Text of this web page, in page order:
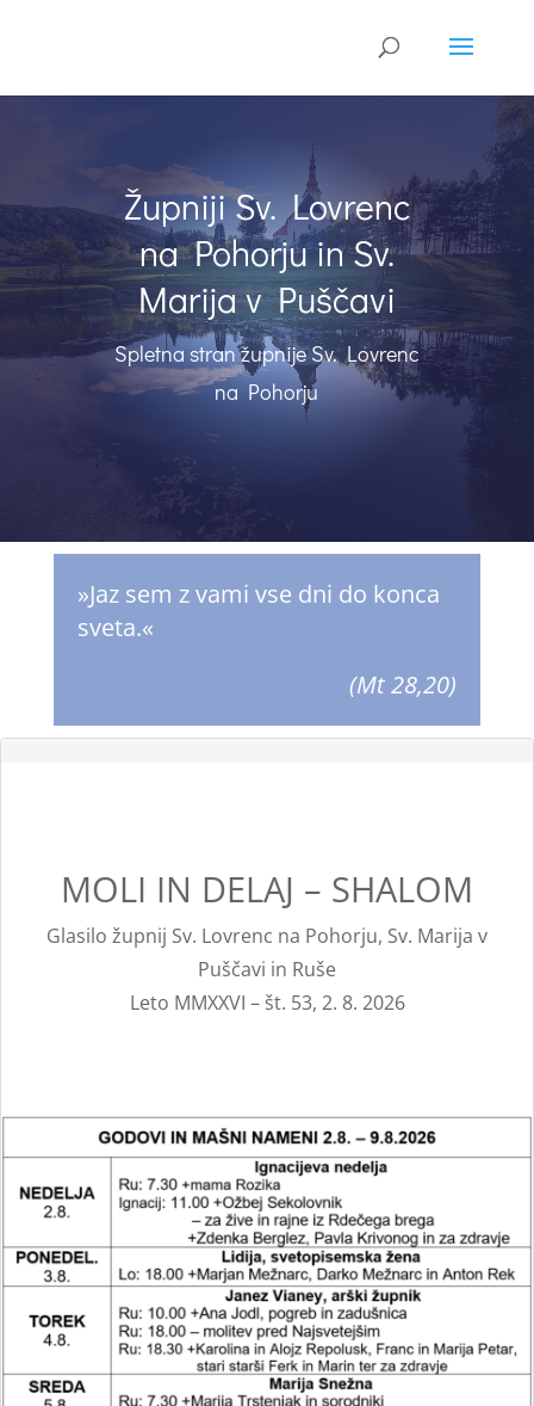
Župniji Sv. Lovrenc
na Pohorju in Sv.
Marija v Puščavi
Spletna stran župnije Sv. Lovrenc
na Pohorju
»Jaz sem z vami vse dni do konca
sveta.«
(Mt 28,20)
MOLI IN DELAJ – SHALOM
Glasilo župnij Sv. Lovrenc na Pohorju, Sv. Marija v
Puščavi in Ruše
Leto MMXXVI – št. 53, 2. 8. 2026